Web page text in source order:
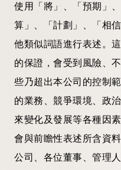
使用「將」、「預期」
算」、「計劃」、「相
他類似詞語進行表述。
的保證，會受到風險、
些乃超出本公司的控制
的業務、競爭環境、政
來變化及發展等各種因
會與前瞻性表述所含資
公司、各位董事、管理